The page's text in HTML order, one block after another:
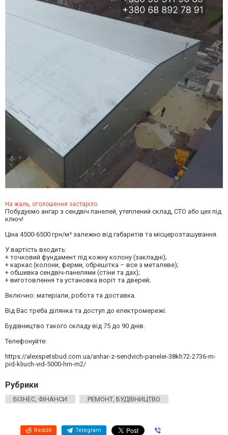
На жаль, оголошення застаріло
Побудуємо ангар з сендвіч панелей, утеплений склад, СТО або цех під
ключ!
Ціна 4500-6500 грн/м² залежно від габаритів та місцерозташування.
У вартість входить:
+ точковий фундамент під кожну колону (закладні);
+ каркас (колони, ферми, обрешітка – все з металеве);
+ обшивка сендвіч-панелями (стіни та дах);
+ виготовлення та установка воріт та дверей;
Включно: матеріали, робота та доставка.
Від Вас треба ділянка та доступ до електромережі.
Будівництво такого складу від 75 до 90 днів.
Телефонуйте:
https://alexspetsbud.com.ua/anhar-z-sendvich-panelei-38kh72-2736-m-
pid-kliuch-vid-5000-hrn-m2/
Рубрики
БІЗНЕС, ФІНАНСИ РЕМОНТ, БУДІВНИЦТВО
Reddit Telegram